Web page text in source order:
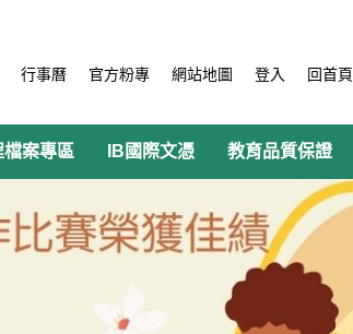
行事曆 官方粉專 網站地圖 登入 回首頁
案專區 IB國際文憑 教育品質保證